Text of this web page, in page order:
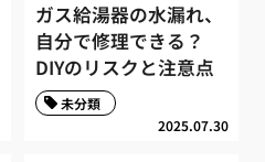
ガス給湯器の水漏れ、
自分で修理できる？
DIYのリスクと注意点
2025.07.30
未分類